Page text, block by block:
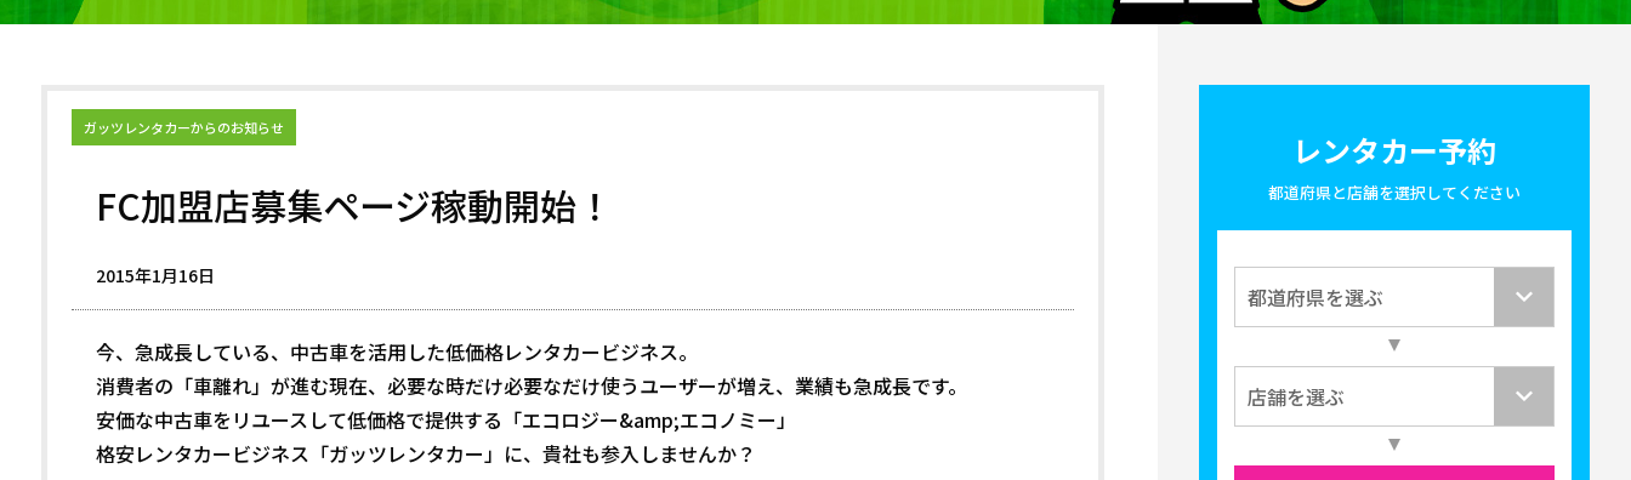
ガッツレンタカーからのお知らせ
FC加盟店募集ページ稼動開始！
2015年1月16日
今、急成長している、中古車を活用した低価格レンタカービジネス。
消費者の「車離れ」が進む現在、必要な時だけ必要なだけ使うユーザーが増え、業績も急成長です。
安価な中古車をリユースして低価格で提供する「エコロジー&amp;エコノミー」
格安レンタカービジネス「ガッツレンタカー」に、貴社も参入しませんか？
レンタカー予約
都道府県と店舗を選択してください